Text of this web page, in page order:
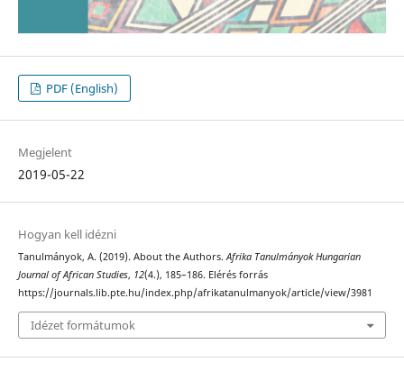
PDF (English)
Megjelent
2019-05-22
Hogyan kell idézni
Tanulmányok, A. (2019). About the Authors.Afrika Tanulmányok Hungarian
Journal of African Studies, 12(4.), 185–186. Elérés forrás
https://journals.lib.pte.hu/index.php/afrikatanulmanyok/article/view/3981
Idézet formátumok